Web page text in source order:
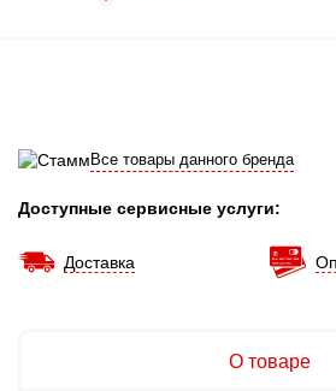
Все товары данного бренда
Доступные сервисные услуги:
Доставка
О товаре